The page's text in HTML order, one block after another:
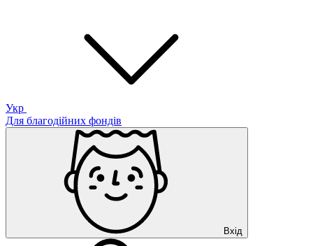
Укр
Для благодійних фондів
Вхід